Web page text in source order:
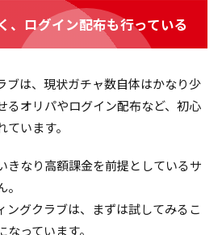
ログイン配布も行っている
ブは、現状ガチャ数自体はかなり少
るオリパやログイン配布など、初心
います。
きなり高額課金を前提としているサ
ングクラブは、まずは試してみるこ
っています。